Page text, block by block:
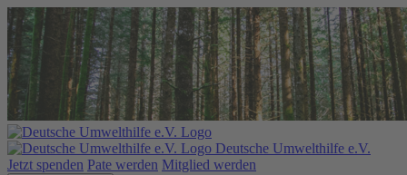
Deutsche Umwelthilfe e.V.
Jetzt spenden Pate werden Mitglied werden